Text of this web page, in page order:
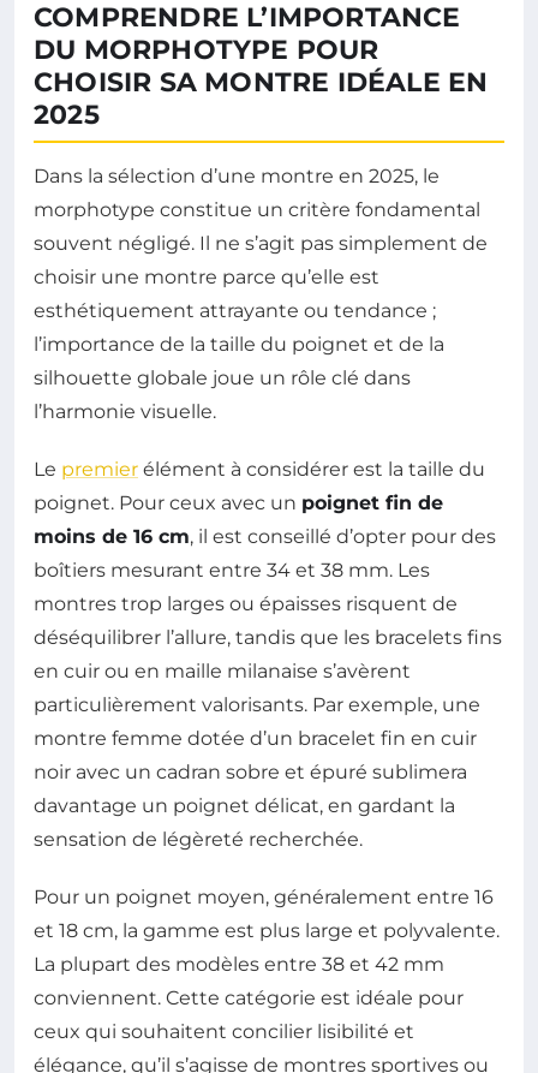
COMPRENDRE L’IMPORTANCE
DU MORPHOTYPE POUR
CHOISIR SA MONTRE IDÉALE EN
2025
Dans la sélection d’une montre en 2025, le
morphotype constitue un critère fondamental
souvent négligé. Il ne s’agit pas simplement de
choisir une montre parce qu’elle est
esthétiquement attrayante ou tendance ;
l’importance de la taille du poignet et de la
silhouette globale joue un rôle clé dans
l’harmonie visuelle.
Le premier élément à considérer est la taille du
poignet. Pour ceux avec un poignet fin de
moins de 16 cm, il est conseillé d’opter pour des
boîtiers mesurant entre 34 et 38 mm. Les
montres trop larges ou épaisses risquent de
déséquilibrer l’allure, tandis que les bracelets fins
en cuir ou en maille milanaise s’avèrent
particulièrement valorisants. Par exemple, une
montre femme dotée d’un bracelet fin en cuir
noir avec un cadran sobre et épuré sublimera
davantage un poignet délicat, en gardant la
sensation de légèreté recherchée.
Pour un poignet moyen, généralement entre 16
et 18 cm, la gamme est plus large et polyvalente.
La plupart des modèles entre 38 et 42 mm
conviennent. Cette catégorie est idéale pour
ceux qui souhaitent concilier lisibilité et
élégance, qu’il s’agisse de montres sportives ou